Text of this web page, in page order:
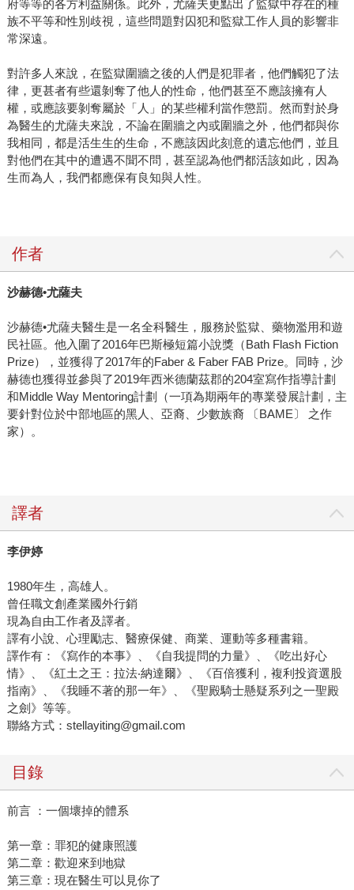
府等等的各方利益關係。此外，尤薩夫更點出了監獄中存在的種
族不平等和性別歧視，這些問題對囚犯和監獄工作人員的影響非
常深遠。
對許多人來說，在監獄圍牆之後的人們是犯罪者，他們觸犯了法
律，更甚者有些還剝奪了他人的性命，他們甚至不應該擁有人
權，或應該要剝奪屬於「人」的某些權利當作懲罰。然而對於身
為醫生的尤薩夫來說，不論在圍牆之內或圍牆之外，他們都與你
我相同，都是活生生的生命，不應該因此刻意的遺忘他們，並且
對他們在其中的遭遇不聞不問，甚至認為他們都活該如此，因為
生而為人，我們都應保有良知與人性。
作者
沙赫德•尤薩夫
沙赫德•尤薩夫醫生是一名全科醫生，服務於監獄、藥物濫用和遊
民社區。他入圍了2016年巴斯極短篇小說獎（Bath Flash Fiction
Prize），並獲得了2017年的Faber & Faber FAB Prize。同時，沙
赫德也獲得並參與了2019年西米德蘭茲郡的204室寫作指導計劃
和Middle Way Mentoring計劃（一項為期兩年的專業發展計劃，主
要針對位於中部地區的黑人、亞裔、少數族裔 〔BAME〕 之作
家）。
譯者
李伊婷
1980年生，高雄人。
曾任職文創產業國外行銷
現為自由工作者及譯者。
譯有小說、心理勵志、醫療保健、商業、運動等多種書籍。
譯作有：《寫作的本事》、《自我提問的力量》、《吃出好心
情》、《紅土之王：拉法‧納達爾》、《百倍獲利，複利投資選股
指南》、《我睡不著的那一年》、《聖殿騎士懸疑系列之一聖殿
之劍》等等。
聯絡方式：stellayiting@gmail.com
目錄
前言 ：一個壞掉的體系
第一章：罪犯的健康照護
第二章：歡迎來到地獄
第三章：現在醫生可以見你了